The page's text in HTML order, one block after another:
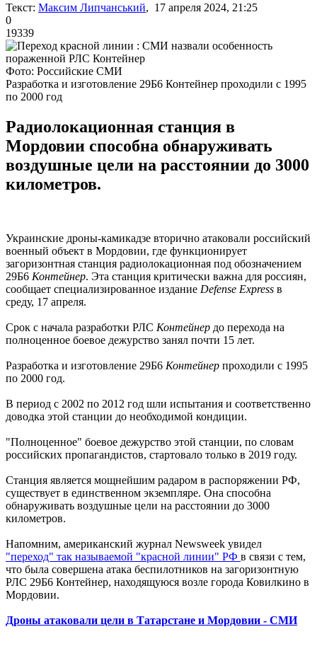
Текст: Максим Липчанський, 17 апреля 2024, 21:25
0
19339
Фото: Российские СМИ
Разработка и изготовление 29Б6 Контейнер проходили с 1995
по 2000 год
Радиолокационная станция в
Мордовии способна обнаруживать
воздушные цели на расстоянии до 3000
километров.
Украинские дроны-камикадзе вторично атаковали российский
военный объект в Мордовии, где функционирует
загоризонтная станция радиолокационная под обозначением
29Б6 Контейнер. Эта станция критически важна для россиян,
сообщает специализированное издание Defense Express в
среду, 17 апреля.
Срок с начала разработки РЛС Контейнер до перехода на
полноценное боевое дежурство занял почти 15 лет.
Разработка и изготовление 29Б6 Контейнер проходили с 1995
по 2000 год.
В период с 2002 по 2012 год шли испытания и соответственно
доводка этой станции до необходимой кондиции.
"Полноценное" боевое дежурство этой станции, по словам
российских пропагандистов, стартовало только в 2019 году.
Станция является мощнейшим радаром в распоряжении РФ,
существует в единственном экземпляре. Она способна
обнаруживать воздушные цели на расстоянии до 3000
километров.
Напомним, американский журнал Newsweek увидел
"переход" так называемой "красной линии" РФ в связи с тем,
что была совершена атака беспилотников на загоризонтную
РЛС 29Б6 Контейнер, находящуюся возле города Ковилкино в
Мордовии.
Дроны атаковали цели в Татарстане и Мордовии - СМИ